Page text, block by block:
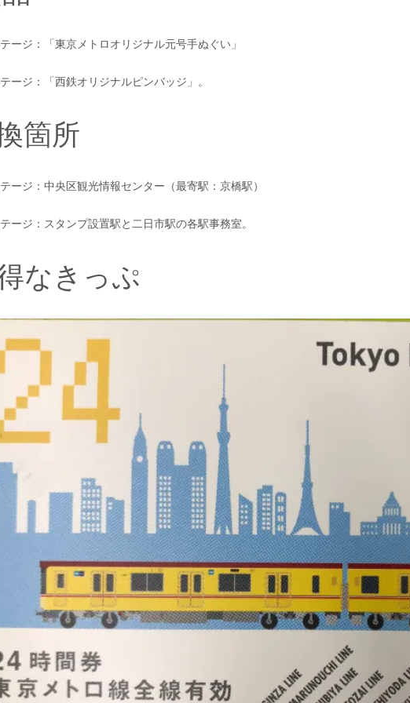
ージ：「東京メトロオリジナル元号手ぬぐい」
ージ：「西鉄オリジナルピンバッジ」。
箇所
ージ：中央区観光情報センター（最寄駅：京橋駅）
ージ：スタンプ設置駅と二日市駅の各駅事務室。
なきっぷ